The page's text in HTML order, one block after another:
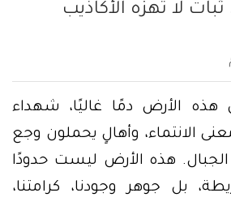
لا تهزُّه الأكاذيب
هذه الأرض دمًا غاليًا، شهداء
الانتماء، وأهالٍ يحملون وجع
الجبال. هذه الأرض ليست حدودًا
بل جوهر وجودنا، كرامتنا،